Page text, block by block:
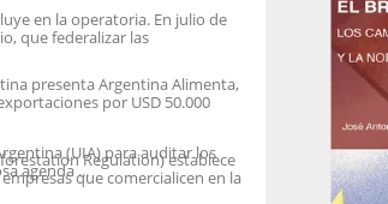
en la operatoria. En julio de
que federalizar las
Regulation) establece
que comercialicen en la
presenta Argentina Alimenta,
por USD 50.000
(UIA) para auditar los
agenda ...